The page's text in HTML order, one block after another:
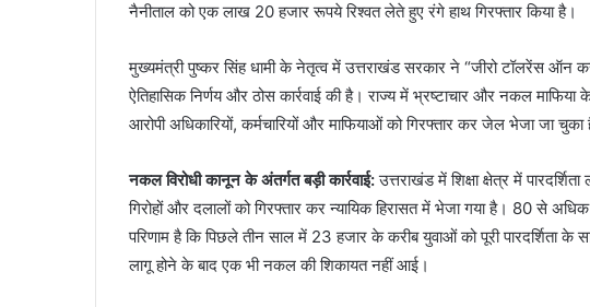
नैनीताल को एक लाख 20 हजार रूपये रिश्वत लेते हुए रंगे हाथ गिरफ्तार किया है।
मुख्यमंत्री पुष्कर सिंह धामी के नेतृत्व में उत्तराखंड सरकार ने “जीरो टॉलरेंस ऑन
ऐतिहासिक निर्णय और ठोस कार्रवाई की है। राज्य में भ्रष्टाचार और नकल
आरोपी अधिकारियों, कर्मचारियों और माफियाओं को गिरफ्तार कर जेल भेजा जा चुका
नकल विरोधी कानून के अंतर्गत बड़ी कार्रवाई:उत्तराखंड में शिक्षा क्षेत्र में
गिरोहों और दलालों को गिरफ्तार कर न्यायिक हिरासत में भेजा गया है। 80 से
परिणाम है कि पिछले तीन साल में 23 हजार के करीब युवाओं को पूरी पारदर्शिता के
लागू होने के बाद एक भी नकल की शिकायत नहीं आई।